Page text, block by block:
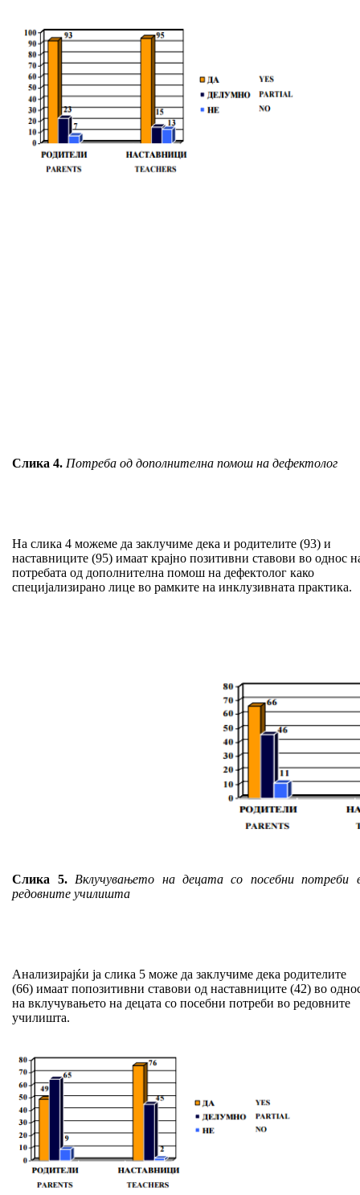
Слика 4. Потреба од дополнителна помош на дефектолог
На слика 4 можеме да заклучиме дека и родителите (93) и
наставниците (95) имаат крајно позитивни ставови во однос
потребата од дополнителна помош на дефектолог како
специјализирано лице во рамките на инклузивната практика.
Слика 5.Вклучувањето на децата со посебни потреби
редовните училишта
Анализирајќи ја слика 5 може да заклучиме дека родителите
(66) имаат попозитивни ставови од наставниците (42) во
на вклучувањето на децата со посебни потреби во редовните
училишта.